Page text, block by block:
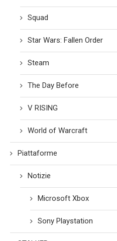
Squad
Star Wars: Fallen Order
Steam
The Day Before
V RISING
World of Warcraft
Piattaforme
Notizie
Microsoft Xbox
Sony Playstation